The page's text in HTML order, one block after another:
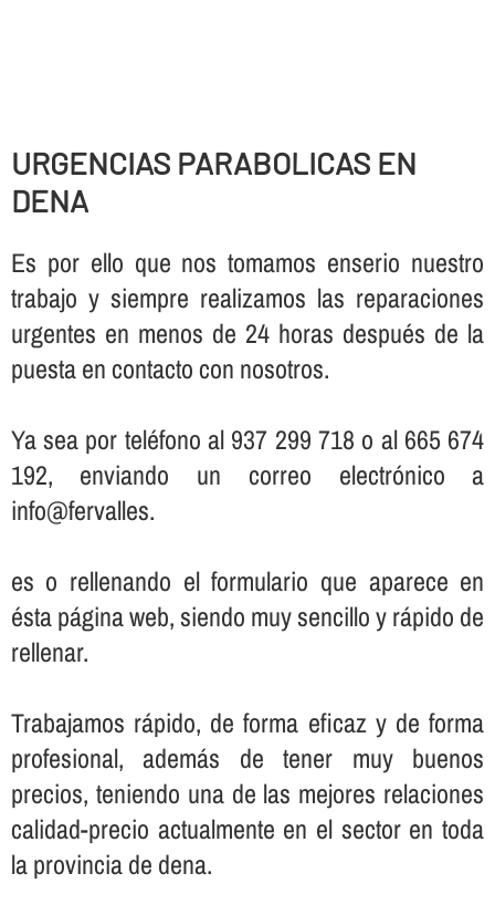
URGENCIAS PARABOLICAS EN
DENA
Es por ello que nos tomamos enserio nuestro
trabajo y siempre realizamos las reparaciones
urgentes en menos de 24 horas después de la
puesta en contacto con nosotros.
Ya sea por teléfono al 937 299 718 o al 665 674
192, enviando un correo electrónico a
info@fervalles.
es o rellenando el formulario que aparece en
ésta página web, siendo muy sencillo y rápido de
rellenar.
Trabajamos rápido, de forma eficaz y de forma
profesional, además de tener muy buenos
precios, teniendo una de las mejores relaciones
calidad-precio actualmente en el sector en toda
la provincia de dena.